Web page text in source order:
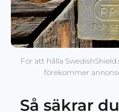
För att hålla
förekommer
Så säkrar